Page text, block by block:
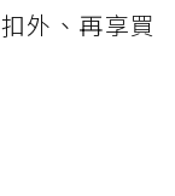
外、再享買